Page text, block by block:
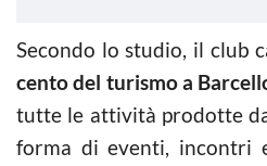
Secondo lo studio, il club
cento del turismo a
tutte le attività prodotte
forma di eventi, incontri